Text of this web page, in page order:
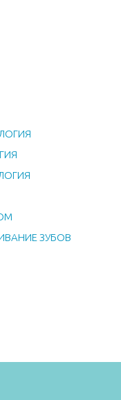
ЗУБОВ